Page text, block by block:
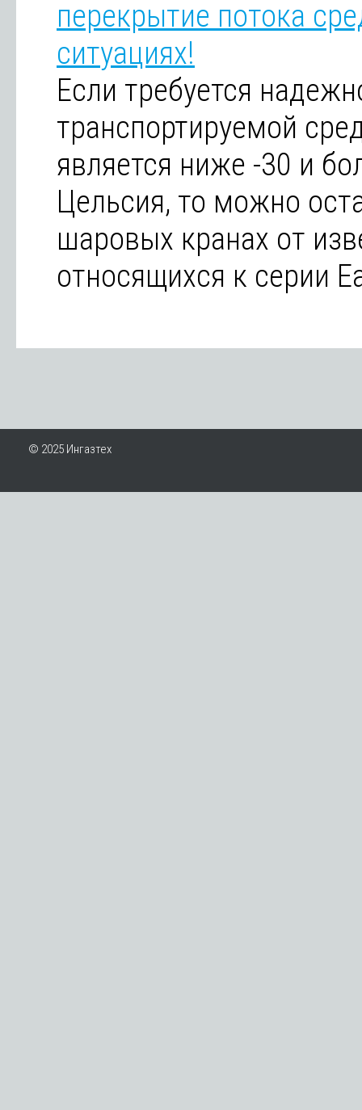
перекрытие потока
ситуациях!
Если требуется
транспортируемой
является ниже -30 и
Цельсия, то можно
шаровых кранах от
относящихся к серии
© 2025 Ингазтех